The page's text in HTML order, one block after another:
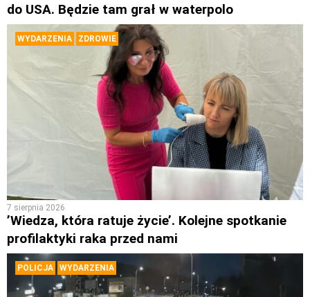
do USA. Będzie tam grał w waterpolo
WYDARZENIA ZDROWIE
7 sierpnia 2026
’Wiedza, która ratuje życie’. Kolejne spotkanie
profilaktyki raka przed nami
POLICJA WYDARZENIA